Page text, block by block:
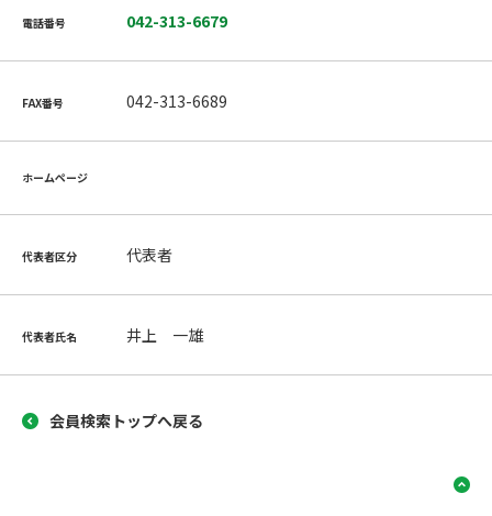
電話番号 042-313-6679
FAX番号 042-313-6689
ホームページ
代表者区分 代表者
代表者氏名 井上 一雄
会員検索トップへ戻る